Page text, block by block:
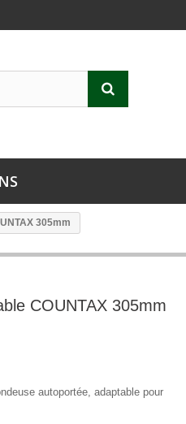
305mm
COUNTAX 305mm
autoportée, adaptable pour